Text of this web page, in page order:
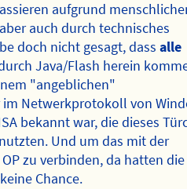
aufgrund
auch durch technisches
doch nicht gesagt, dassalle
Java/Flash herein
"angeblichen"
Netwerkprotokoll von
bekannt war, die dieses
Und um das mit der
zu verbinden, da hatten die
Chance.